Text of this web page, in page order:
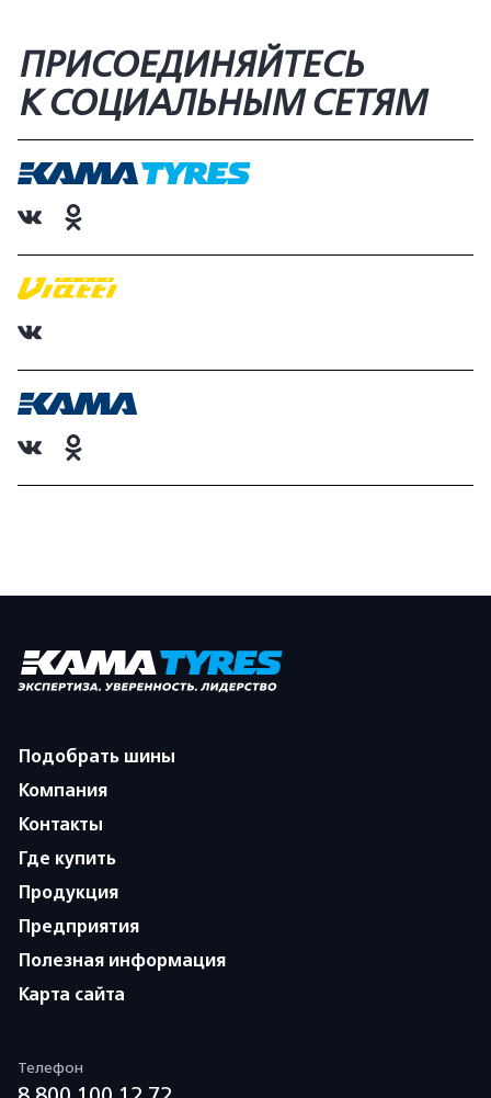
ПРИСОЕДИНЯЙТЕСЬ
К СОЦИАЛЬНЫМ СЕТЯМ
Подобрать шины
Компания
Контакты
Где купить
Продукция
Предприятия
Полезная информация
Карта сайта
Телефон